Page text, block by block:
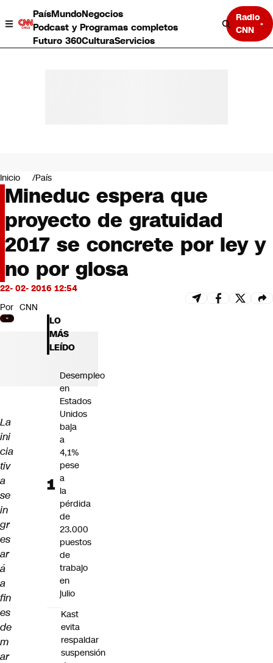
PaísMundoNegocios
Podcast y Programas completos
Futuro 360CulturaServicios
Radio
CNN
Negocios
Deportes
Programas completos
Cultura
Servicios
Bits
CNN tiempo
Futuro 360
Inicio País
Mineduc espera que
proyecto de gratuidad
2017 se concrete por ley y
no por glosa
22- 02- 2016 12:54
Por CNN
La
ini
cia
tiv
a
se
in
gr
es
ar
á
a
fin
es
de
m
ar
LO
MÁS
LEÍDO
Desempleo
en
Estados
Unidos
baja
a
4,1%
pese
a
la
pérdida
de
23.000
puestos
de
trabajo
en
julio
Kast
evita
respaldar
suspensión